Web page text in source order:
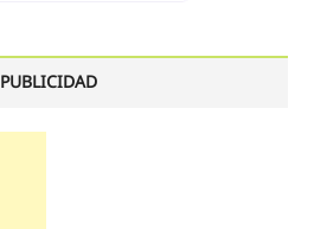
PUBLICIDAD